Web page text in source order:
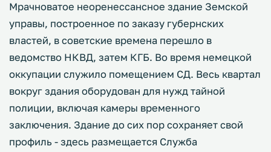
Мрачноватое неоренессансное здание Земской
управы, построенное по заказу губернских
властей, в советские времена перешло в
ведомство НКВД, затем КГБ. Во время немецкой
оккупации служило помещением СД. Весь квартал
вокруг здания оборудован для нужд тайной
полиции, включая камеры временного
заключения. Здание до сих пор сохраняет свой
профиль - здесь размещается Служба